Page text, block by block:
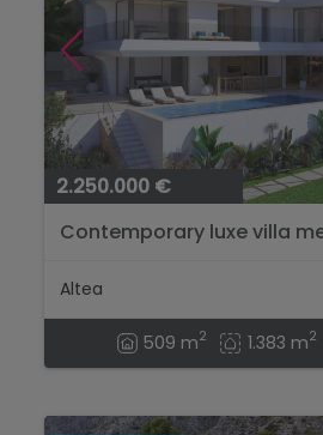
2.250.000 €
Contemporary luxe villa
Altea
509 m2 1.383 m2